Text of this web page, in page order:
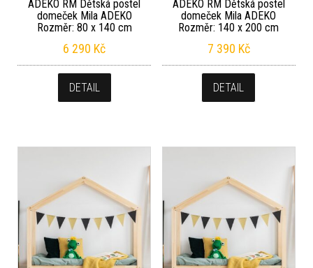
ADEKO RM Dětská postel
domeček Mila ADEKO
Rozměr: 80 x 140 cm
6 290 Kč
DETAIL
ADEKO RM Dětská postel
domeček Mila ADEKO
Rozměr: 140 x 200 cm
7 390 Kč
DETAIL